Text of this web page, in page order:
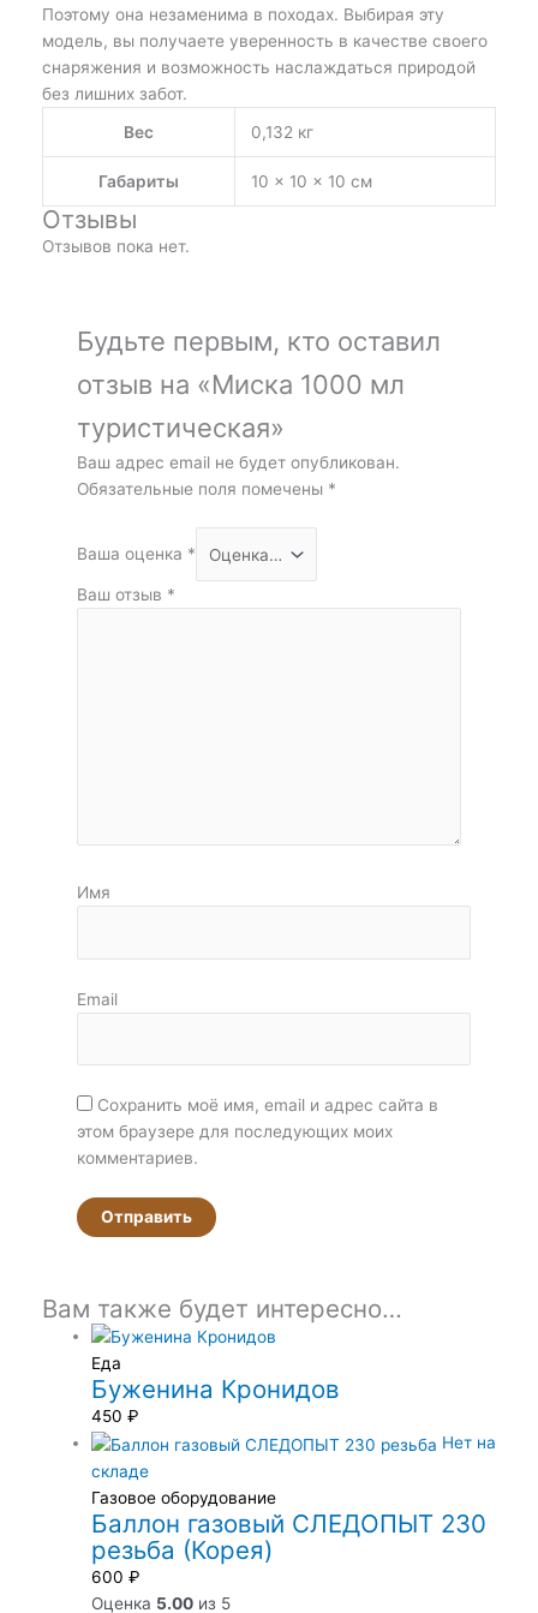
Поэтому она незаменима в походах. Выбирая эту
модель, вы получаете уверенность в качестве своего
снаряжения и возможность наслаждаться природой
без лишних забот.
Вес
0,132 кг
Габариты 10 × 10 × 10 см
Отзывы
Отзывов пока нет.
Будьте первым, кто оставил
отзыв на «Миска 1000 мл
туристическая»
Ваш адрес email не будет опубликован.
Обязательные поля помечены *
Ваша оценка *
Ваш отзыв *
Имя
Email
Сохранить моё имя, email и адрес сайта в
этом браузере для последующих моих
комментариев.
Вам также будет интересно…
Еда
Буженина Кронидов
450 ₽
Нет на
складе
Газовое оборудование
Баллон газовый СЛЕДОПЫТ 230
резьба (Корея)
600 ₽
Оценка 5.00из 5